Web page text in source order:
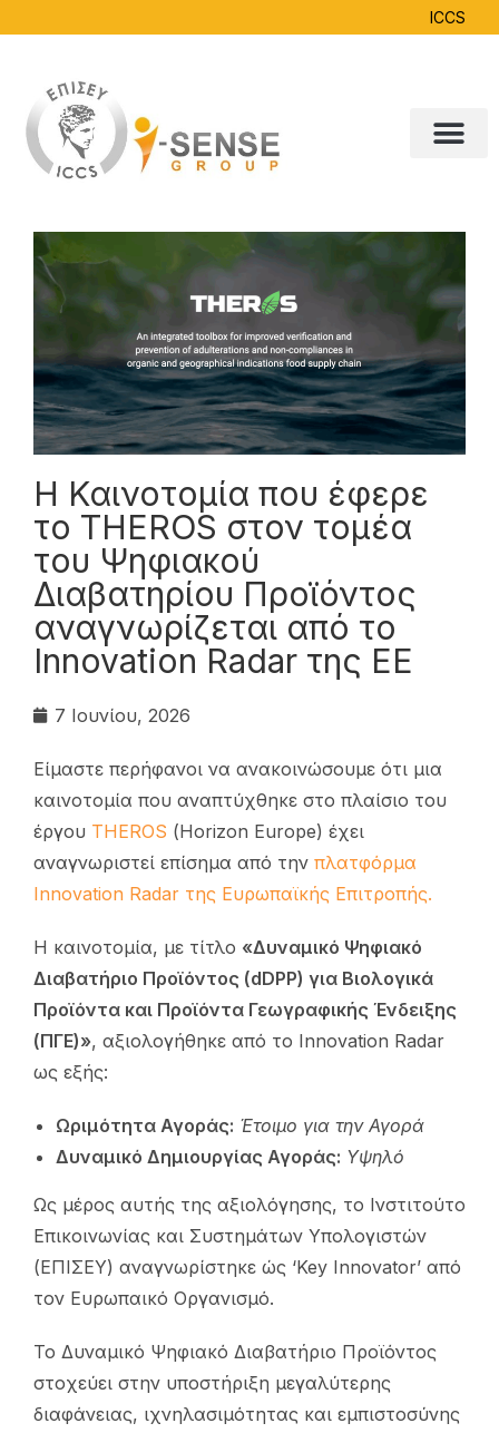
ICCS
Η Καινοτομία που έφερε
το THEROS στον τομέα
του Ψηφιακού
Διαβατηρίου Προϊόντος
αναγνωρίζεται από το
Innovation Radar της ΕΕ
7 Ιουνίου, 2026
Είμαστε περήφανοι να ανακοινώσουμε ότι μια
καινοτομία που αναπτύχθηκε στο πλαίσιο του
έργου THEROS (Ηorizon Europe) έχει
αναγνωριστεί επίσημα από την πλατφόρμα
Innovation Radar της Ευρωπαϊκής Επιτροπής.
Η καινοτομία, με τίτλο «Δυναμικό Ψηφιακό
Διαβατήριο Προϊόντος (dDPP) για Βιολογικά
Προϊόντα και Προϊόντα Γεωγραφικής Ένδειξης
(ΠΓΕ)», αξιολογήθηκε από το Innovation Radar
ως εξής:
Ωριμότητα Αγοράς: Έτοιμο για την Αγορά
Δυναμικό Δημιουργίας Αγοράς: Υψηλό
Ως μέρος αυτής της αξιολόγησης, το Ινστιτούτο
Επικοινωνίας και Συστημάτων Υπολογιστών
(ΕΠΙΣΕΥ) αναγνωρίστηκε ώς ‘Key Innovator’ από
τον Ευρωπαικό Οργανισμό.
Το Δυναμικό Ψηφιακό Διαβατήριο Προϊόντος
στοχεύει στην υποστήριξη μεγαλύτερης
διαφάνειας, ιχνηλασιμότητας και εμπιστοσύνης